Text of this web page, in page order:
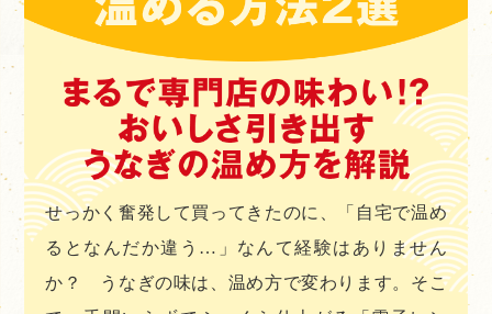
せっかく奮発して買ってきたのに、「自宅で温め
るとなんだか違う…」なんて経験はありません
か？ うなぎの味は、温め方で変わります。そこ